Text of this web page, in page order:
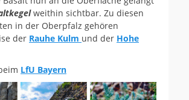
weithin sichtbar. Zu diesen
in der Oberpfalz gehören
der Rauhe Kulm und der Hohe
LfU Bayern